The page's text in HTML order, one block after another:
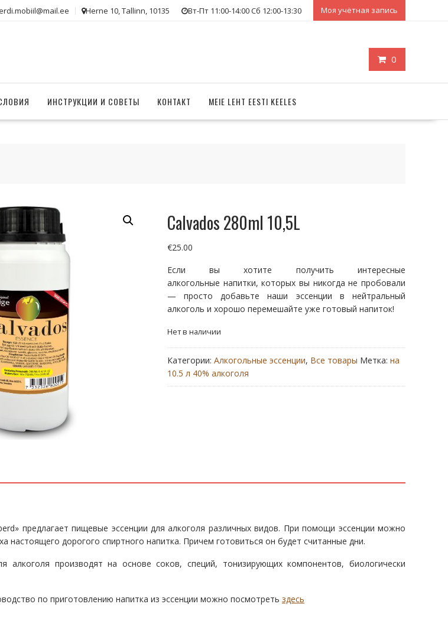
Herne 10, Tallinn, 10135 Вт-Пт 11:00-14:00 Сб 12:00-13:30 Моя учётная запись
0
ИНСТРУКЦИИ И СОВЕТЫ КОНТАКТ MEIE LEHT EESTI KEELES
Calvados 280ml 10,5L
€25.00
Если вы хотите получить интересные
алкогольные напитки, которых вы никогда не пробовали
— просто добавьте наши эссенции в нейтральный
алкоголь и хорошо перемешайте уже готовый напиток!
Нет в наличии
Категории: Алкогольные эссенции, Все товары Метка: на
10.5 л 40% алкоголя
предлагает пищевые эссенции для алкоголя различных видов. При помощи эссенции можно
настоящего дорогого спиртного напитка. Причем готовиться он будет считанные дни.
алкоголя производят на основе соков, специй, тонизирующих компонентов, биологически
по приготовлению напитка из эссенции можно посмотреть здесь